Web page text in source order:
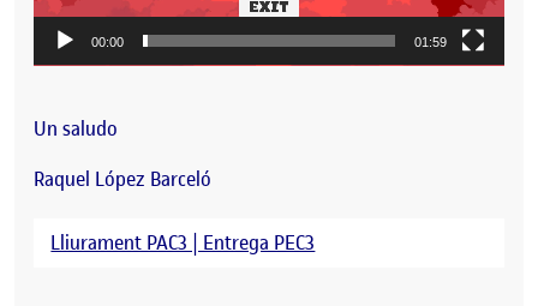
00:00 01:59
Un saludo
Raquel López Barceló
Lliurament PAC3 | Entrega PEC3